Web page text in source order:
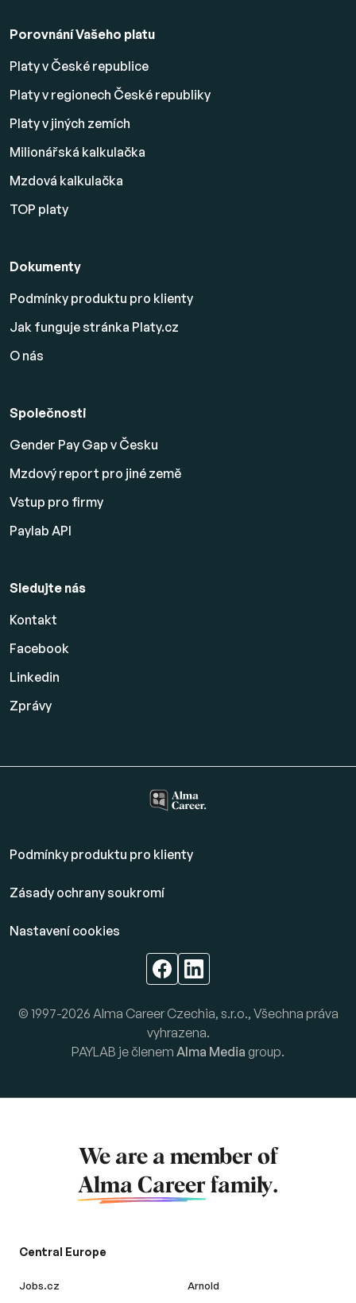
Porovnání Vašeho platu
Platy v České republice
Platy v regionech České republiky
Platy v jiných zemích
Milionářská kalkulačka
Mzdová kalkulačka
TOP platy
Dokumenty
Podmínky produktu pro klienty
Jak funguje stránka Platy.cz
O nás
Společnosti
Gender Pay Gap v Česku
Mzdový report pro jiné země
Vstup pro firmy
Paylab API
Sledujte nás
Kontakt
Facebook
Linkedin
Zprávy
Podmínky produktu pro klienty
Zásady ochrany soukromí
Nastavení cookies
© 1997-2026 Alma Career Czechia, s.r.o., Všechna práva
vyhrazena.
PAYLAB je členem Alma Media group.
We are a member of
Alma Career family.
Central Europe
Jobs.cz
Arnold